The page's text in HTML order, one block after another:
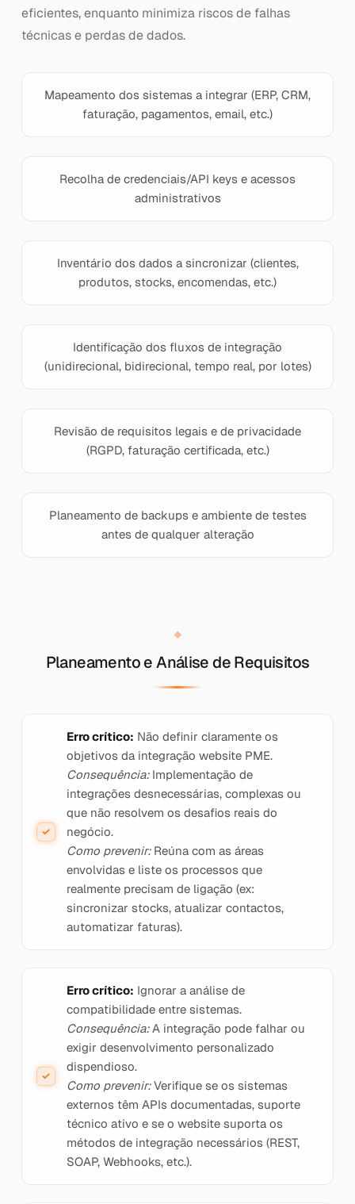
eficientes, enquanto minimiza riscos de falhas
técnicas e perdas de dados.
Mapeamento dos sistemas a integrar (ERP, CRM,
faturação, pagamentos, email, etc.)
Recolha de credenciais/API keys e acessos
administrativos
Inventário dos dados a sincronizar (clientes,
produtos, stocks, encomendas, etc.)
Identificação dos fluxos de integração
(unidirecional, bidirecional, tempo real, por lotes)
Revisão de requisitos legais e de privacidade
(RGPD, faturação certificada, etc.)
Planeamento de backups e ambiente de testes
antes de qualquer alteração
Planeamento e Análise de Requisitos
Erro crítico: Não definir claramente os
objetivos da integração website PME.
Consequência:Implementação de
integrações desnecessárias, complexas ou
que não resolvem os desafios reais do
negócio.
Como prevenir:Reúna com as áreas
envolvidas e liste os processos que
realmente precisam de ligação (ex:
sincronizar stocks, atualizar contactos,
automatizar faturas).
Erro crítico: Ignorar a análise de
compatibilidade entre sistemas.
Consequência:A integração pode falhar ou
exigir desenvolvimento personalizado
dispendioso.
Como prevenir:Verifique se os sistemas
externos têm APIs documentadas, suporte
técnico ativo e se o website suporta os
métodos de integração necessários (REST,
SOAP, Webhooks, etc.).